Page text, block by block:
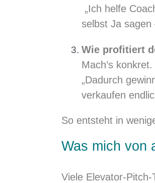
„Ich helfe
selbst Ja sagen
Wie profitiert
Mach’s konkret.
„Dadurch
verkaufen
So entsteht in
Was mich von
Viele Elevator-